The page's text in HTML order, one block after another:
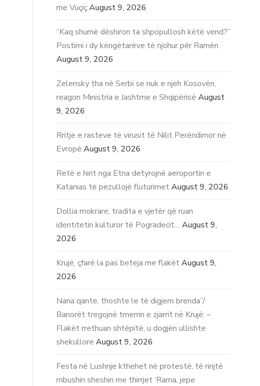
me Vuçiç August 9, 2026
“Kaq shumë dëshiron ta shpopullosh këtë vend?”
Postimi i dy këngëtarëve të njohur për Ramën
August 9, 2026
Zelensky tha në Serbi se nuk e njeh Kosovën,
reagon Ministria e Jashtme e Shqipërisë August
9, 2026
Rritje e rasteve të virusit të Nilit Perëndimor në
Evropë August 9, 2026
Retë e hirit nga Etna detyrojnë aeroportin e
Katanias të pezullojë fluturimet August 9, 2026
Dollia mokrare, tradita e vjetër që ruan
identitetin kulturor të Pogradecit… August 9,
2026
Krujë, çfarë la pas beteja me flakët August 9,
2026
Nana qante, thoshte le të digjem brenda”/
Banorët tregojnë tmerrin e zjarrit në Krujë: –
Flakët rrethuan shtëpitë, u dogjën ullishte
shekullore August 9, 2026
Festa në Lushnje kthehet në protestë, të rinjtë
mbushin sheshin me thirrjet ‘Rama, jepe